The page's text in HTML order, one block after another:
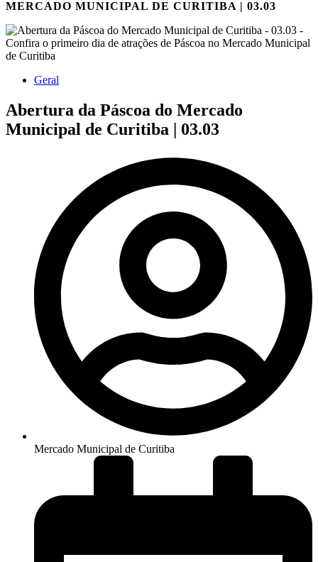
MERCADO MUNICIPAL DE CURITIBA | 03.03
Geral
Abertura da Páscoa do Mercado
Municipal de Curitiba | 03.03
Mercado Municipal de Curitiba